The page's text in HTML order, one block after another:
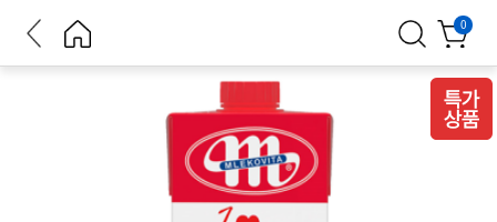
기
장바구
니
0